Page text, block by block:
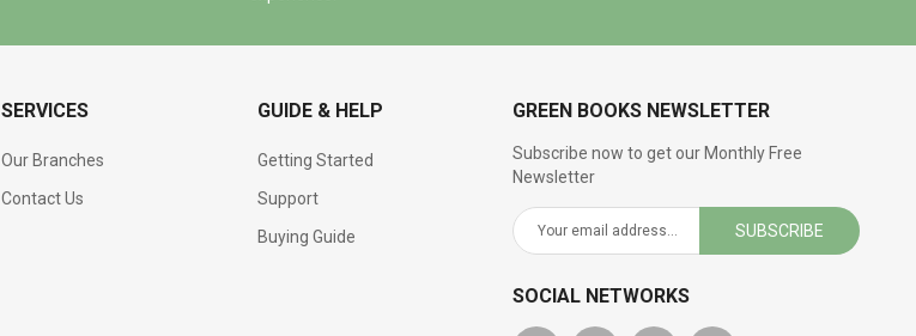
SERVICES
Our Branches
Contact Us
GUIDE & HELP
Getting Started
Support
Buying Guide
GREEN BOOKS NEWSLETTER
Subscribe now to get our Monthly Free
Newsletter
SUBSCRIBE
SOCIAL NETWORKS